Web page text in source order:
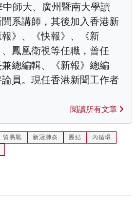
師大、廣州暨南大學讀
系講師，其後加入香港新
》、《快報》、《新
鳳凰衛視等任職，曾任
兼總編輯、《新報》總編
員。現任香港新聞工作者
閱讀所有文章
貿易戰 新冠肺炎 團結
內循環